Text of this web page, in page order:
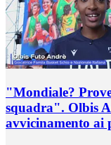
"Mondiale?
squadra". Olbis
avvicinamento ai